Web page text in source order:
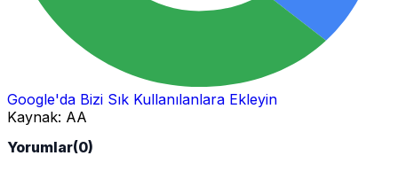
Google'da Bizi Sık Kullanılanlara Ekleyin
Kaynak: AA
Yorumlar(0)